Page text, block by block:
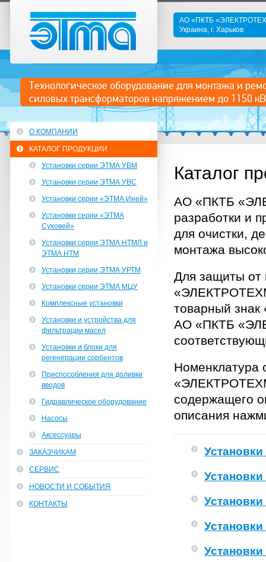
Технологическое оборудование для монтажа и
силовых трансформаторов напряжением до 1150 кВ
АО «ПКТБ
Украина, г. Харьков
Каталог
АО «ПКТБ
разработки и
для очистки,
монтажа
Для защиты от
товарный
АО «ПКТБ
Номенклатура
содержащего
описания
О КОМПАНИИ
КАТАЛОГ ПРОДУКЦИИ
Установки серии ЭТМА УВМ
Установки серии ЭТМА УВС
Установки серии «ЭТМА Иней»
Установки серии «ЭТМА
Суховей»
Установки серии ЭТМА НТМЛ и
ЭТМА НТМ
Установки серии ЭТМА УРТМ
Установки серии ЭТМА МЦУ
Комплексные установки
Установки и устройства для
фильтрации масел
Установки и блоки для
регенерации сорбентов
Приспособления для доливки
вводов
Гидравлическое оборудование
Насосы
Аксессуары
ЗАКАЗЧИКАМ
СЕРВИС
НОВОСТИ И СОБЫТИЯ
КОНТАКТЫ